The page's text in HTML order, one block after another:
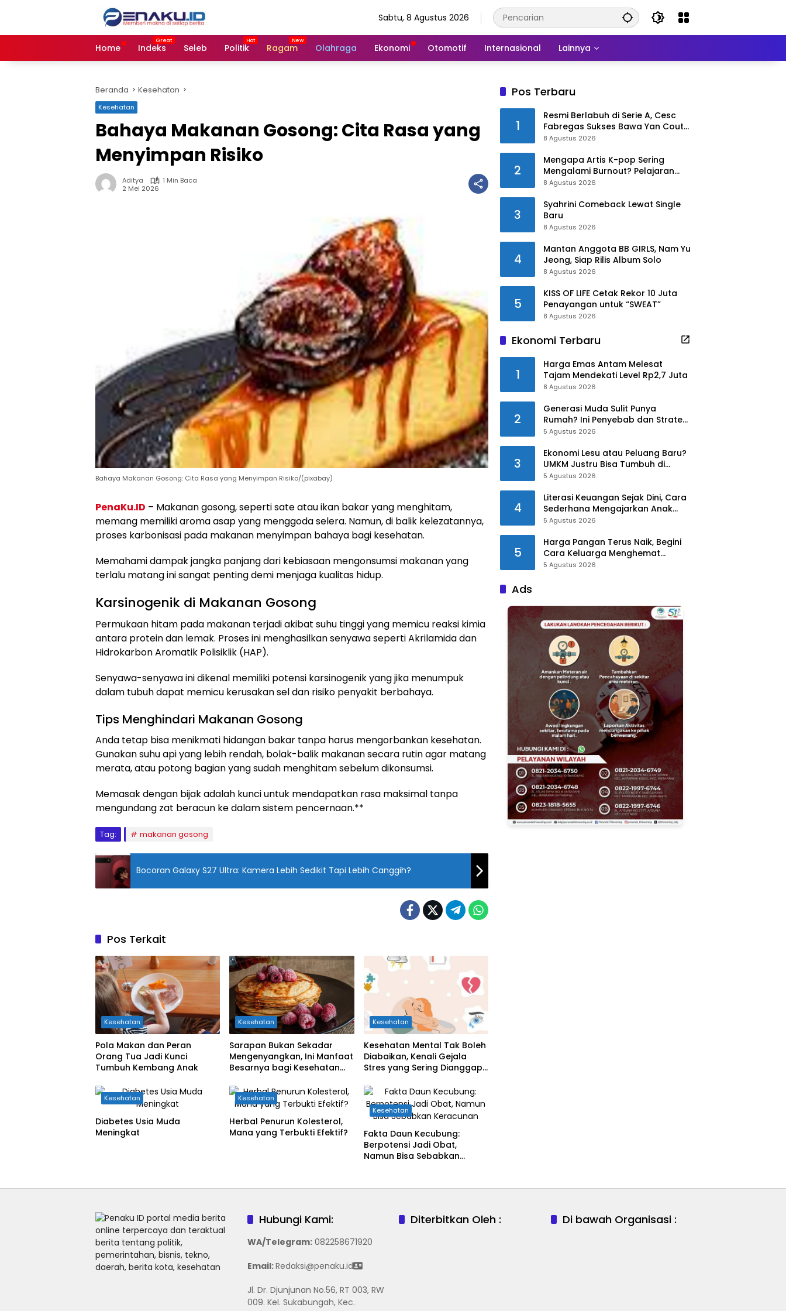
Sabtu, 8 Agustus 2026
Home Indeks Seleb Politik Ragam Olahraga Ekonomi Otomotif Internasional Lainnya
Beranda Kesehatan
Kesehatan
Bahaya Makanan Gosong: Cita Rasa yang
Menyimpan Risiko
Aditya
1 Min Baca
2 Mei 2026
Bahaya Makanan Gosong: Cita Rasa yang Menyimpan Risiko/(pixabay)
PenaKu.ID – Makanan gosong, seperti sate atau ikan bakar yang menghitam,
memang memiliki aroma asap yang menggoda selera. Namun, di balik kelezatannya,
proses karbonisasi pada makanan menyimpan bahaya bagi kesehatan.
Memahami dampak jangka panjang dari kebiasaan mengonsumsi makanan yang
terlalu matang ini sangat penting demi menjaga kualitas hidup.
Karsinogenik di Makanan Gosong
Permukaan hitam pada makanan terjadi akibat suhu tinggi yang memicu reaksi kimia
antara protein dan lemak. Proses ini menghasilkan senyawa seperti Akrilamida dan
Hidrokarbon Aromatik Polisiklik (HAP).
Senyawa-senyawa ini dikenal memiliki potensi karsinogenik yang jika menumpuk
dalam tubuh dapat memicu kerusakan sel dan risiko penyakit berbahaya.
Tips Menghindari Makanan Gosong
Anda tetap bisa menikmati hidangan bakar tanpa harus mengorbankan kesehatan.
Gunakan suhu api yang lebih rendah, bolak-balik makanan secara rutin agar matang
merata, atau potong bagian yang sudah menghitam sebelum dikonsumsi.
Memasak dengan bijak adalah kunci untuk mendapatkan rasa maksimal tanpa
mengundang zat beracun ke dalam sistem pencernaan.**
Tag: makanan gosong
Bocoran Galaxy S27 Ultra: Kamera Lebih Sedikit Tapi Lebih Canggih?
Pos Terkait
Kesehatan
Pola Makan dan Peran
Orang Tua Jadi Kunci
Tumbuh Kembang Anak
Kesehatan
Sarapan Bukan Sekadar
Mengenyangkan, Ini Manfaat
Besarnya bagi Kesehatan
Kesehatan
Kesehatan Mental Tak Boleh
Diabaikan, Kenali Gejala
Stres yang Sering Dianggap
Kesehatan
Diabetes Usia Muda
Meningkat
Kesehatan
Herbal Penurun Kolesterol,
Mana yang Terbukti Efektif?
Kesehatan
Fakta Daun Kecubung:
Berpotensi Jadi Obat,
Namun Bisa Sebabkan
Pos Terbaru
1
Resmi Berlabuh di Serie A, Cesc
Fabregas Sukses Bawa Yan Couto
ke Como 1907!
8 Agustus 2026
2
Mengapa Artis K-pop Sering
Mengalami Burnout? Pelajaran
dari Han Ga In
8 Agustus 2026
3
Syahrini Comeback Lewat Single
Baru
8 Agustus 2026
4
Mantan Anggota BB GIRLS, Nam Yu
Jeong, Siap Rilis Album Solo
8 Agustus 2026
5
KISS OF LIFE Cetak Rekor 10 Juta
Penayangan untuk “SWEAT”
8 Agustus 2026
Ekonomi Terbaru
1
Harga Emas Antam Melesat
Tajam Mendekati Level Rp2,7 Juta
8 Agustus 2026
2
Generasi Muda Sulit Punya
Rumah? Ini Penyebab dan Strategi
Mengatasinya
5 Agustus 2026
3
Ekonomi Lesu atau Peluang Baru?
UMKM Justru Bisa Tumbuh di
Tengah Ketidakpastian
5 Agustus 2026
4
Literasi Keuangan Sejak Dini, Cara
Sederhana Mengajarkan Anak
Mengelola Uang
5 Agustus 2026
5
Harga Pangan Terus Naik, Begini
Cara Keluarga Menghemat
Belanja
5 Agustus 2026
Ads
Hubungi Kami:
WA/Telegram:082258671920
Email:Redaksi@penaku.id
Jl. Dr. Djunjunan No.56, RT 003, RW
009. Kel. Sukabungah, Kec.
Diterbitkan Oleh : Di bawah Organisasi :